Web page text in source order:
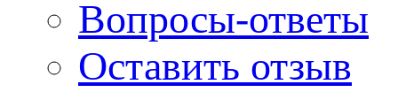
Вопросы-ответы
Оставить отзыв